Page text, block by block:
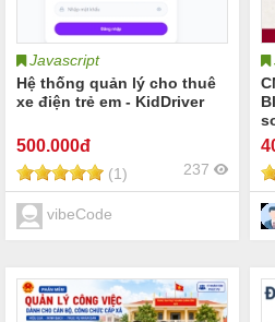
Javascript
Hệ thống quản lý cho thuê
xe điện trẻ em - KidDriver
500.000đ
(1) 237
vibeCode